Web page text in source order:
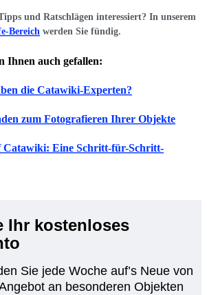
und Ratschlägen interessiert? In unserem
Bereich werden Sie fündig.
Ihnen auch gefallen:
die Catawiki-Experten?
zum Fotografieren Ihrer Objekte
Catawiki: Eine Schritt-für-Schritt-
Ihr kostenloses
Sie jede Woche auf’s Neue von
an besonderen Objekten